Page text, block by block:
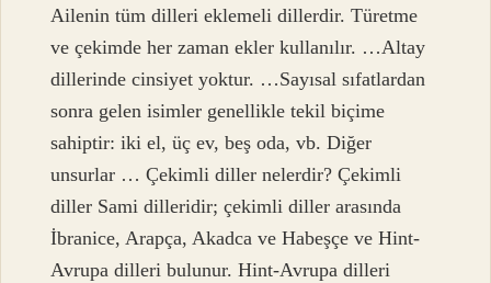
Ailenin tüm dilleri eklemeli dillerdir. Türetme
ve çekimde her zaman ekler kullanılır. …Altay
dillerinde cinsiyet yoktur. …Sayısal sıfatlardan
sonra gelen isimler genellikle tekil biçime
sahiptir: iki el, üç ev, beş oda, vb. Diğer
unsurlar … Çekimli diller nelerdir? Çekimli
diller Sami dilleridir; çekimli diller arasında
İbranice, Arapça, Akadca ve Habeşçe ve Hint-
Avrupa dilleri bulunur. Hint-Avrupa dilleri